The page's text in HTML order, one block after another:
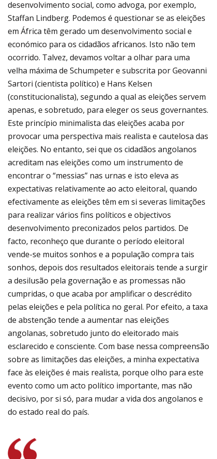
desenvolvimento social, como advoga, por exemplo,
Staffan Lindberg. Podemos é questionar se as eleições
em África têm gerado um desenvolvimento social e
económico para os cidadãos africanos. Isto não tem
ocorrido. Talvez, devamos voltar a olhar para uma
velha máxima de Schumpeter e subscrita por Geovanni
Sartori (cientista político) e Hans Kelsen
(constitucionalista), segundo a qual as eleições servem
apenas, e sobretudo, para eleger os seus governantes.
Este princípio minimalista das eleições acaba por
provocar uma perspectiva mais realista e cautelosa das
eleições. No entanto, sei que os cidadãos angolanos
acreditam nas eleições como um instrumento de
encontrar o “messias” nas urnas e isto eleva as
expectativas relativamente ao acto eleitoral, quando
efectivamente as eleições têm em si severas limitações
para realizar vários fins políticos e objectivos
desenvolvimento preconizados pelos partidos. De
facto, reconheço que durante o período eleitoral
vende-se muitos sonhos e a população compra tais
sonhos, depois dos resultados eleitorais tende a surgir
a desilusão pela governação e as promessas não
cumpridas, o que acaba por amplificar o descrédito
pelas eleições e pela política no geral. Por efeito, a taxa
de abstenção tende a aumentar nas eleições
angolanas, sobretudo junto do eleitorado mais
esclarecido e consciente. Com base nessa compreensão
sobre as limitações das eleições, a minha expectativa
face às eleições é mais realista, porque olho para este
evento como um acto político importante, mas não
decisivo, por si só, para mudar a vida dos angolanos e
do estado real do país.